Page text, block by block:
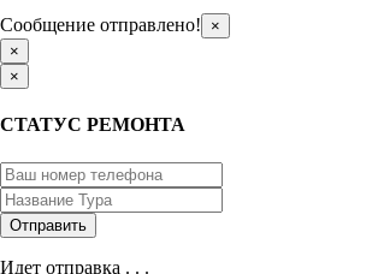
Сообщение отправлено!
×
×
×
СТАТУС РЕМОНТА
Идет отправка . . .